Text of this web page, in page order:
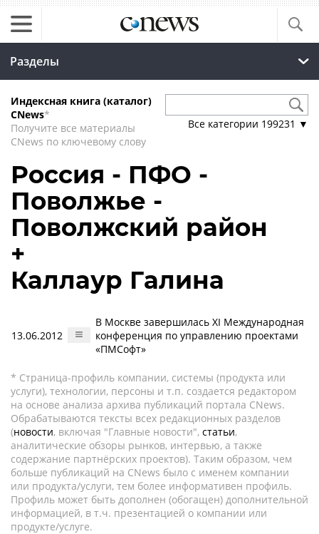
Разделы
Индексная книга (каталог)
CNews*
Получите все материалы
CNews по ключевому слову
Все категории 199231 ▼
Россия - ПФО -
Поволжье -
Поволжский район
+
Каллаур Галина
13.06.2012
В Москве завершилась XI Международная
конференция по управлению проектами
«ПМСофт»
* Страница-профиль компании, системы (продукта или
услуги), технологии, персоны и т.п. создается редактором
на основе анализа архива публикаций портала CNews.
Обрабатываются тексты всех редакционных разделов
(новости, включая "Главные новости", статьи,
аналитические обзоры рынков, интервью, а также
содержание партнёрских проектов). Таким образом, чем
больше публикаций на CNews было с именем компании
или продукта/услуги, тем более информативен профиль.
Профиль может быть дополнен (обогащен) дополнительной
информацией, в т.ч. презентацией о компании или
продукте/услуге.